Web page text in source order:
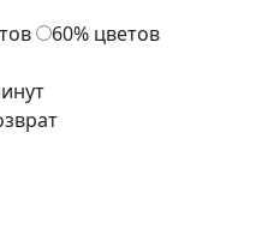
60% цветов